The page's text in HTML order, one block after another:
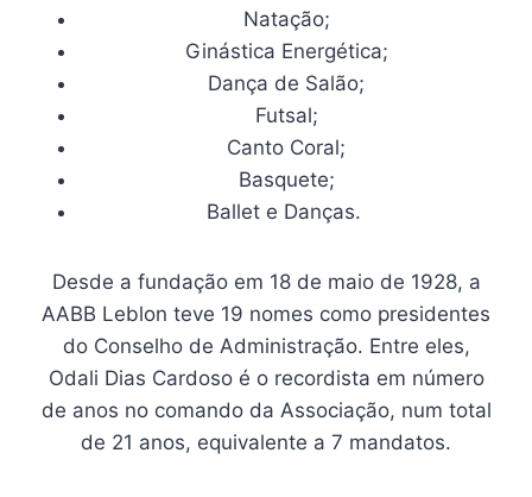
Natação;
Ginástica Energética;
Dança de Salão;
Futsal;
Canto Coral;
Basquete;
Ballet e Danças.
Desde a fundação em 18 de maio de 1928, a
AABB Leblon teve 19 nomes como presidentes
do Conselho de Administração. Entre eles,
Odali Dias Cardoso é o recordista em número
de anos no comando da Associação, num total
de 21 anos, equivalente a 7 mandatos.